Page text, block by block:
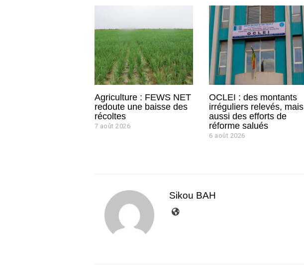
Agriculture : FEWS NET
redoute une baisse des
récoltes
7 août 2026
2
OCLEI : des montants
irréguliers relevés, mais
aussi des efforts de
réforme salués
6 août 2026
Sikou BAH